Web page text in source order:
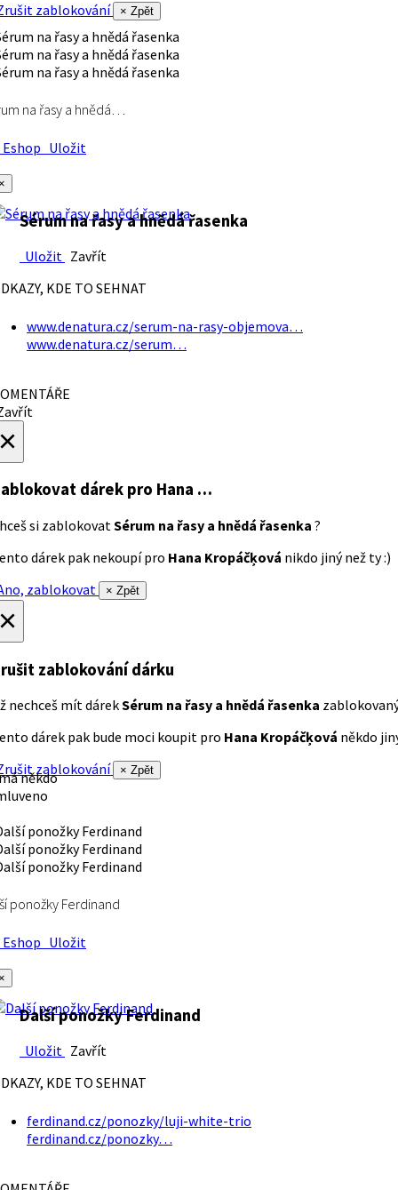
zablokování
× Zpět
na řasy a hnědá…
Uložit
Sérum na řasy a hnědá řasenka
Uložit Zavřít
KDE TO SEHNAT
www.denatura.cz/serum-na-rasy-objemova…
www.denatura.cz/serum…
dárek pro Hana …
si zablokovatSérum na řasy a hnědá řasenka ?
dárek pak nekoupí pro Hana Kropáčķová nikdo jiný než ty :)
zablokovat
× Zpět
zablokování dárku
nechceš mít dárekSérum na řasy a hnědá řasenka
dárek pak bude moci koupit pro Hana Kropáčķová někdo
zablokování
× Zpět
někdo
ponožky Ferdinand
Uložit
Další ponožky Ferdinand
Uložit Zavřít
KDE TO SEHNAT
ferdinand.cz/ponozky/luji-white-trio
ferdinand.cz/ponozky…